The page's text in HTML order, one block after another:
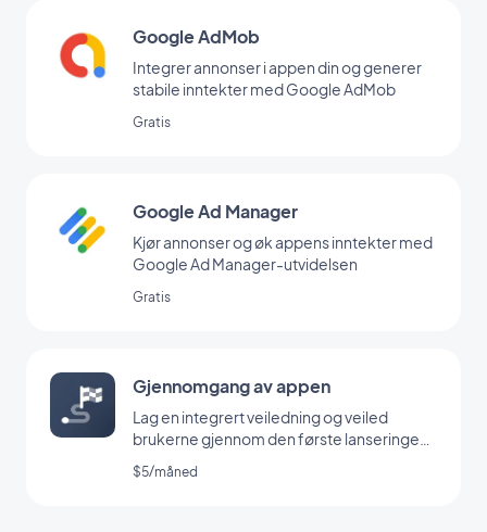
Google AdMob
Integrer annonser i appen din og generer
stabile inntekter med Google AdMob
Gratis
Google Ad Manager
Kjør annonser og øk appens inntekter med
Google Ad Manager-utvidelsen
Gratis
Gjennomgang av appen
Lag en integrert veiledning og veiled
brukerne gjennom den første lanseringen
av appen din
$5/måned